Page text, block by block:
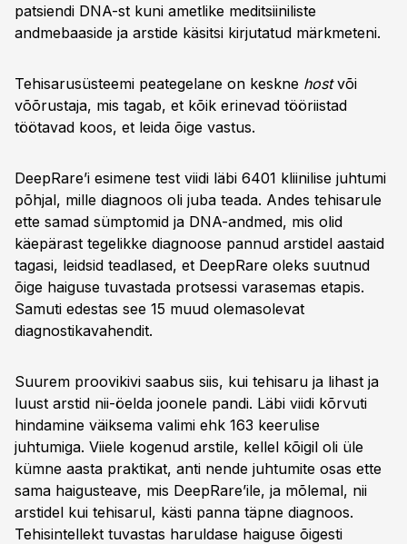
patsiendi DNA-st kuni ametlike meditsiiniliste
andmebaaside ja arstide käsitsi kirjutatud märkmeteni.
Tehisarusüsteemi peategelane on keskne hostvõi
võõrustaja, mis tagab, et kõik erinevad tööriistad
töötavad koos, et leida õige vastus.
DeepRare’i esimene test viidi läbi 6401 kliinilise juhtumi
põhjal, mille diagnoos oli juba teada. Andes tehisarule
ette samad sümptomid ja DNA-andmed, mis olid
käepärast tegelikke diagnoose pannud arstidel aastaid
tagasi, leidsid teadlased, et DeepRare oleks suutnud
õige haiguse tuvastada protsessi varasemas etapis.
Samuti edestas see 15 muud olemasolevat
diagnostikavahendit.
Suurem proovikivi saabus siis, kui tehisaru ja lihast ja
luust arstid nii-öelda joonele pandi. Läbi viidi kõrvuti
hindamine väiksema valimi ehk 163 keerulise
juhtumiga. Viiele kogenud arstile, kellel kõigil oli üle
kümne aasta praktikat, anti nende juhtumite osas ette
sama haigusteave, mis DeepRare’ile, ja mõlemal, nii
arstidel kui tehisarul, kästi panna täpne diagnoos.
Tehisintellekt tuvastas haruldase haiguse õigesti